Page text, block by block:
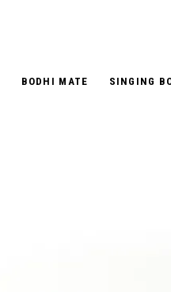
BODHI MATE SINGING